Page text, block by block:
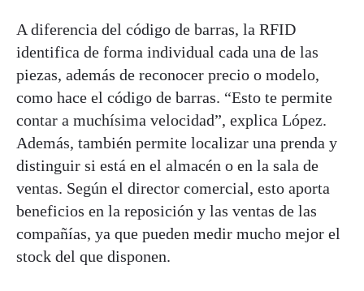
A diferencia del código de barras, la RFID
identifica de forma individual cada una de las
piezas, además de reconocer precio o modelo,
como hace el código de barras. “Esto te permite
contar a muchísima velocidad”, explica López.
Además, también permite localizar una prenda y
distinguir si está en el almacén o en la sala de
ventas. Según el director comercial, esto aporta
beneficios en la reposición y las ventas de las
compañías, ya que pueden medir mucho mejor el
stock del que disponen.